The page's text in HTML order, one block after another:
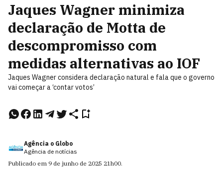
Jaques Wagner minimiza
declaração de Motta de
descompromisso com
medidas alternativas ao IOF
Jaques Wagner considera declaração natural e fala que o governo
vai começar a ‘contar votos’
Agência o Globo
Agência de notícias
Publicado em 9 de junho de 2025 21h00.